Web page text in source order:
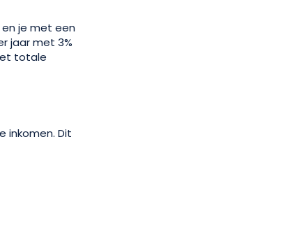
je met een
jaar met 3%
totale
inkomen. Dit